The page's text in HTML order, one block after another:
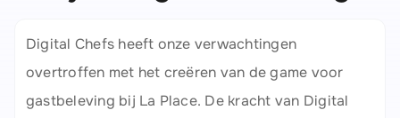
Digital Chefs heeft onze verwachtingen
overtroffen met het creëren van de game voor
gastbeleving bij La Place. De kracht van Digital